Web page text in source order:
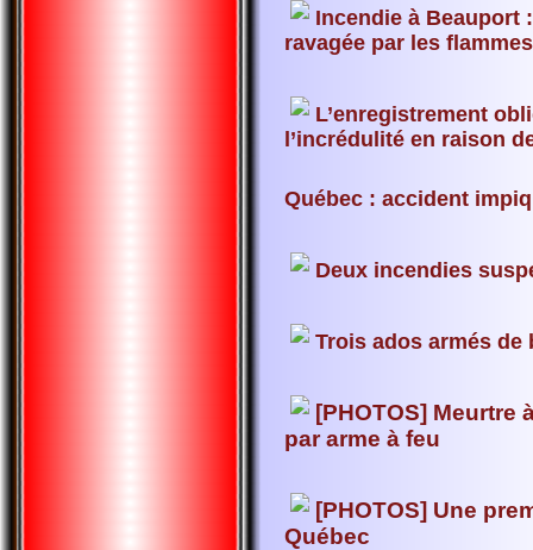
Incendie à Beauport
ravagée par les flammes
L’enregistrement
l’incrédulité en raison
Québec : accident
Deux incendies
Trois ados armés de
[PHOTOS] Meurtre
par arme à feu
[PHOTOS] Une
Québec